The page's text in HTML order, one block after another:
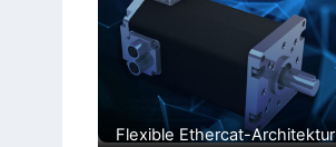
Flexible Ethercat-Architektur